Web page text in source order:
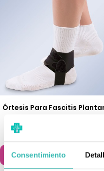
Consentimiento
Órtesis Para Fascitis
Añadir al carrito
